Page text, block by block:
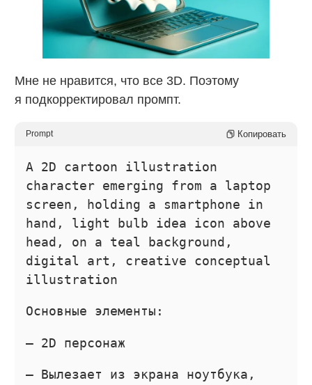
Мне не нравится, что все 3D. Поэтому
я подкорректировал промпт.
Prompt Копировать
A 2D cartoon illustration
character emerging from a laptop
screen, holding a smartphone in
hand, light bulb idea icon above
head, on a teal background,
digital art, creative conceptual
illustration
Основные элементы:
— 2D персонаж
— Вылезает из экрана ноутбука,